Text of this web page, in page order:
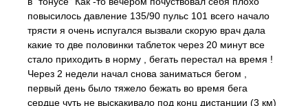
повысилось давление 135/90 пульс 101 всего начало
трясти я очень испугался вызвали скорую врач дала
какие то две половинки таблеток через 20 минут все
стало приходить в норму , бегать перестал на время !
Через 2 недели начал снова заниматься бегом ,
первый день было тяжело бежать во время бега
сердце чуть не выскакивало под конц дистанции (3 км)